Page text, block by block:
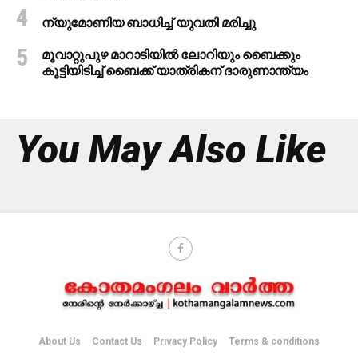
ന്യുമോണിയ ബാധിച്ച് യുവതി മരിച്ചു
മൂവാറ്റുപുഴ മാറാടിയില്‍ ലോറിയും ബൈക്കും
കൂട്ടിയിടിച്ച് ബൈക്ക് യാത്രികന് ദാരുണാന്ത്യം
You May Also Like
About Us Contact Us Privacy Policy Terms & conditions